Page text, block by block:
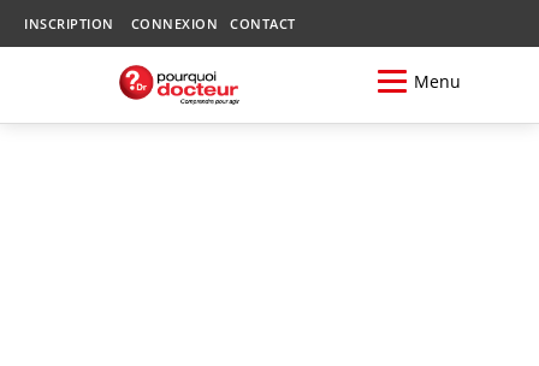
INSCRIPTION CONNEXION CONTACT
Menu